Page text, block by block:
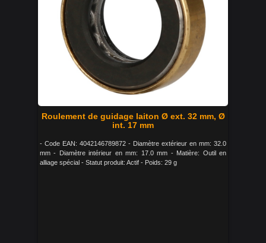
Roulement de guidage laiton Ø ext. 32 mm, Ø
int. 17 mm
- Code EAN: 4042146789872 - Diamètre extérieur en mm: 32.0
mm - Diamètre intérieur en mm: 17.0 mm - Matière: Outil en
alliage spécial - Statut produit: Actif - Poids: 29 g